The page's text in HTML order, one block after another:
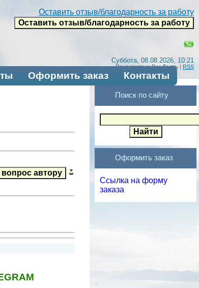
Оставить отзыв/благодарность за работу
Суббота, 08.08.2026, 10:21
Приветствую Вас Гость | RSS
Оформить заказ Контакты
Поиск по сайту
Оформить заказ
Ссылка на форму
заказа